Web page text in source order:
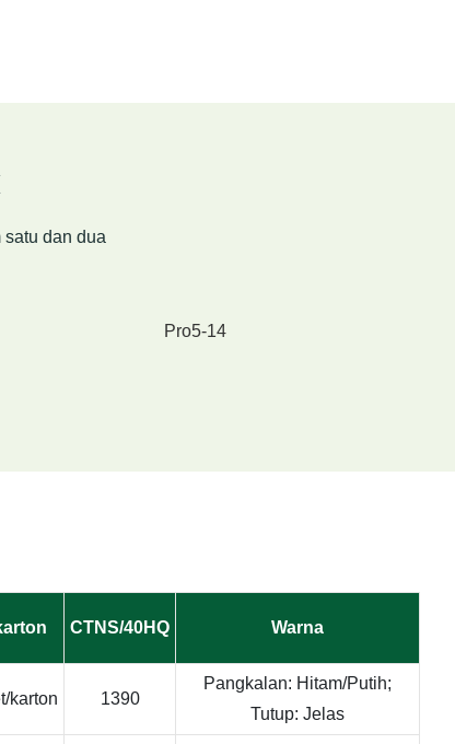
dan dua
CTNS/40HQ Warna
karton 1390
Pangkalan: Hitam/Putih;
Tutup: Jelas